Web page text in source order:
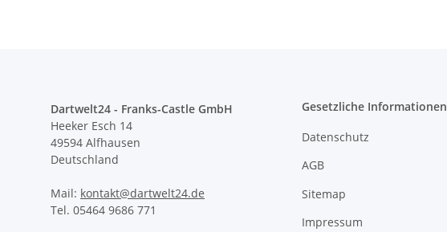
Dartwelt24 - Franks-Castle GmbH
Heeker Esch 14
49594 Alfhausen
Deutschland
Mail: kontakt@dartwelt24.de
Tel. 05464 9686 771
Gesetzliche Informationen
Datenschutz
AGB
Sitemap
Impressum